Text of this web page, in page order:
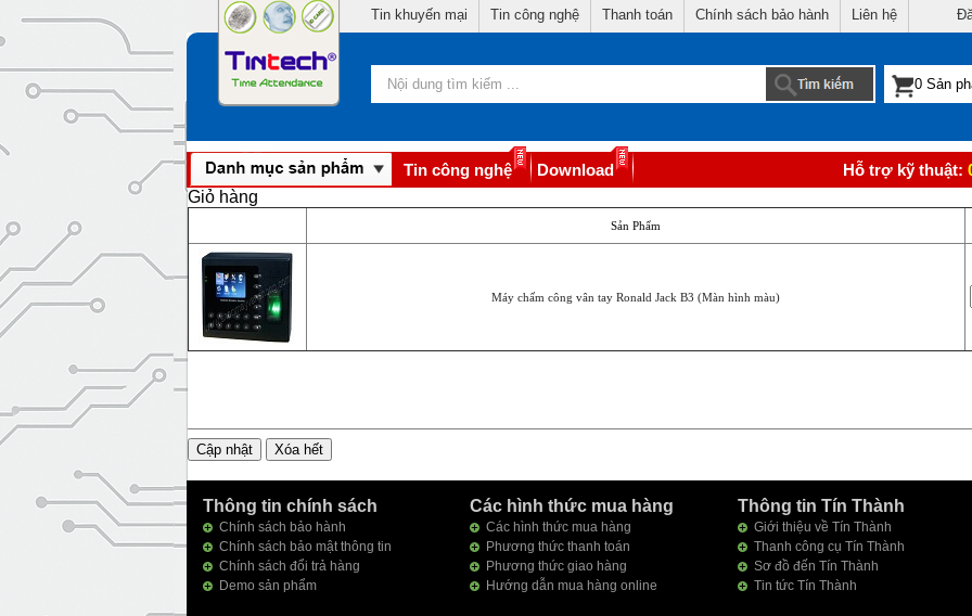
Tin khuyến mại Tin công nghệ Thanh toán Chính sách bảo hành Liên hệ
Tin công nghệ Download Hỗ trợ kỹ thuật:
Giỏ hàng
Sản Phẩm
Máy chấm công vân tay Ronald Jack B3 (Màn hình màu)
Thông tin chính sách
Chính sách bảo hành
Chính sách bảo mật thông tin
Chính sách đổi trả hàng
Demo sản phẩm
Các hình thức mua hàng
Các hình thức mua hàng
Phương thức thanh toán
Phương thức giao hàng
Hướng dẫn mua hàng online
Thông tin Tín Thành
Giới thiệu về Tín Thành
Thanh công cụ Tín Thành
Sơ đồ đến Tín Thành
Tin tức Tín Thành